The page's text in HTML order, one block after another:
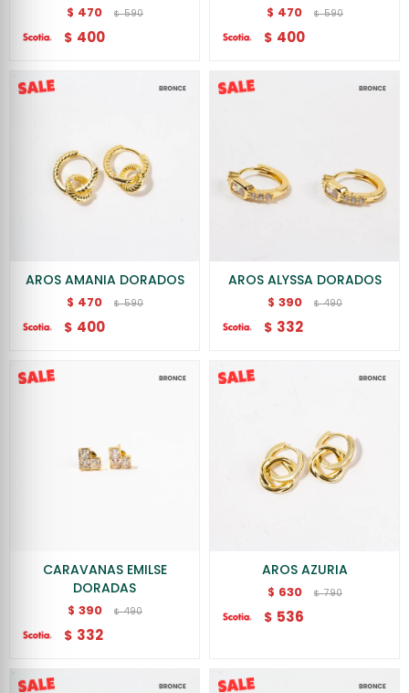
$ 470 $ 590
$ 400
$ 470 $ 590
$ 400
AROS AMANIA DORADOS
$ 470 $ 590
$ 400
AROS ALYSSA DORADOS
$ 390 $ 490
$ 332
CARAVANAS EMILSE
DORADAS
$ 390 $ 490
$ 332
AROS AZURIA
$ 630 $ 790
$ 536